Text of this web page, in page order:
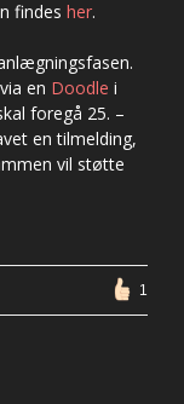
findes her.
en Doodle i
foregå 25. –
en tilmelding,
vil støtte
1